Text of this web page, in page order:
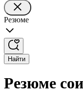
Резюме
Найти
Резюме